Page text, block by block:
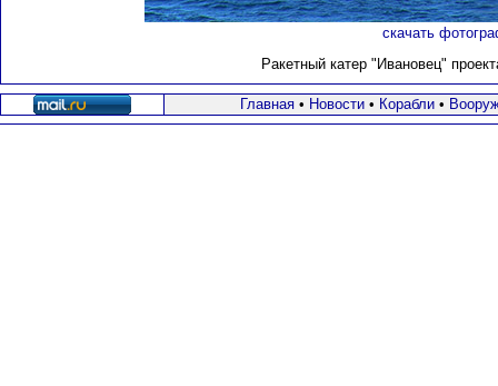
скачать
Ракетный катер "Ивановец"
Главная• Новости• Корабли•